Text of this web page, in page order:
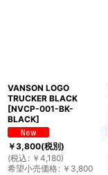
VANSON LOGO
TRUCKER BLACK
[NVCP-001-BK-
BLACK]
￥3,800(税別)
(税込 : ￥ 4,180)
希望小売価格: ￥ 3,800